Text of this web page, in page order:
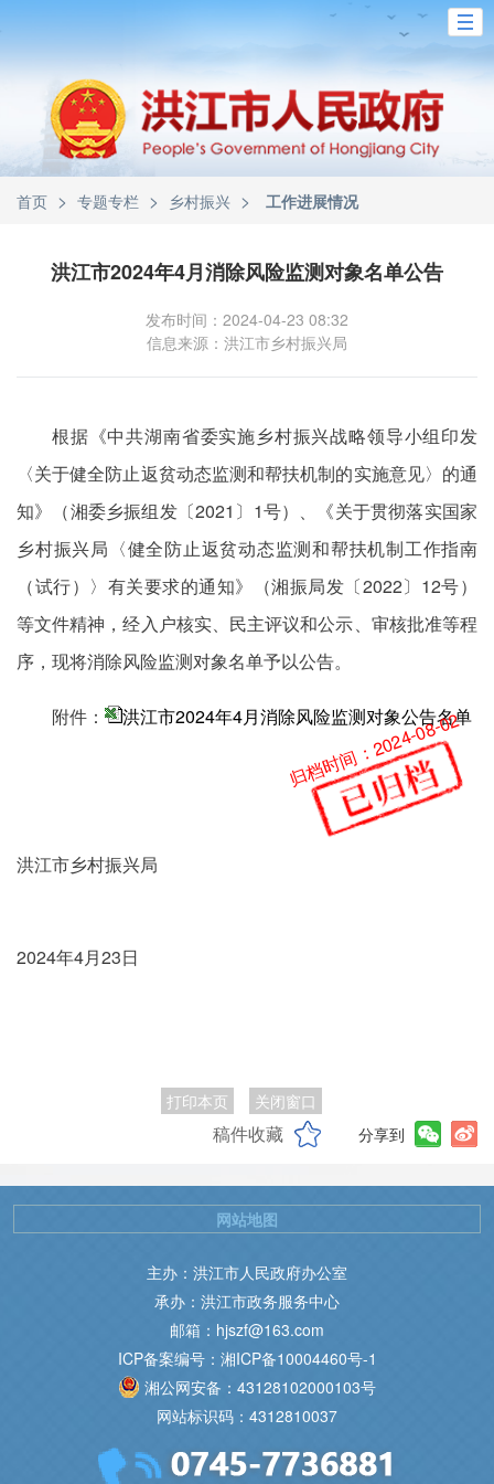
首页 > 专题专栏 > 乡村振兴 > 工作进展情况
洪江市2024年4月消除风险监测对象名单公告
发布时间：2024-04-23 08:32
信息来源：洪江市乡村振兴局
根据《中共湖南省委实施乡村振兴战略领导小组印发
〈关于健全防止返贫动态监测和帮扶机制的实施意见〉的通
知》（湘委乡振组发〔2021〕1号）、《关于贯彻落实国家
乡村振兴局〈健全防止返贫动态监测和帮扶机制工作指南
（试行）〉有关要求的通知》（湘振局发〔2022〕12号）
等文件精神，经入户核实、民主评议和公示、审核批准等程
序，现将消除风险监测对象名单予以公告。
附件： 洪江市2024年4月消除风险监测对象公告名单
洪江市乡村振兴局
2024年4月23日
打印本页 关闭窗口
稿件收藏 分享到
主办：洪江市人民政府办公室
承办：洪江市政务服务中心
邮箱：hjszf@163.com
ICP备案编号：湘ICP备10004460号-1
湘公网安备：43128102000103号
网站标识码：4312810037
网站地图
归档时间：2024-08-02